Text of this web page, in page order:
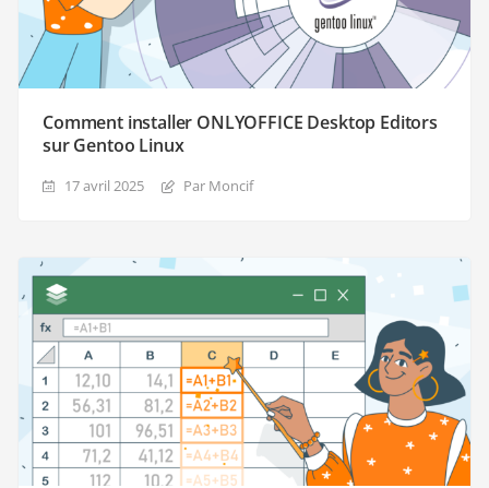
Comment installer ONLYOFFICE Desktop Editors
sur Gentoo Linux
17 avril 2025 Par Moncif